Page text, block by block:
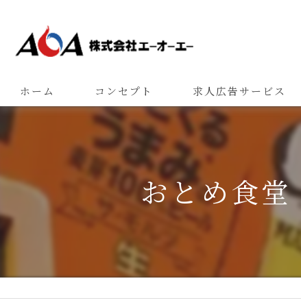
ホーム コンセプト 求人広告サービス
おとめ食